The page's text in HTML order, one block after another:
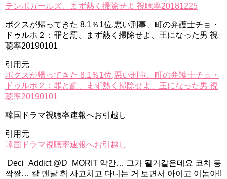
テンポガールズ、まず熱く掃除せよ 視聴率20181225
ポクスが帰ってきた 8.1％1位,悪い刑事、町の弁護士チョ・
ドゥルホ２：罪と罰、まず熱く掃除せよ、王になった男 視
聴率20190101
引用元
ポクスが帰ってきた 8.1％1位,悪い刑事、町の弁護士チョ・
ドゥルホ２：罪と罰、まず熱く掃除せよ、王になった男 視
聴率20190101
韓国ドラマ視聴率速報へお引越し
引用元
韓国ドラマ視聴率速報へお引越し
Deci_Addict @D_MORIT 약간… 그거 될거같은데요 코치 등
짝짤… 칼 맨날 휘 사고치고 다니는 거 보면서 아이고 이놈아!!